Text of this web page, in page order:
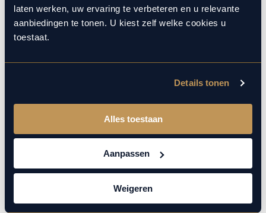
laten werken, uw ervaring te verbeteren en u relevante
aanbiedingen te tonen. U kiest zelf welke cookies u
toestaat.
Details tonen
Alles toestaan
Aanpassen
Weigeren
verzorgen het onderhoud op hetzelfde niveau als een
merkdealer. Kom gerust langs in onze werkplaats voor een
Hoe weet ik welk onderhoud mijn
auto nodig heeft en wanneer?
Is vervangend vervoer mogelijk?